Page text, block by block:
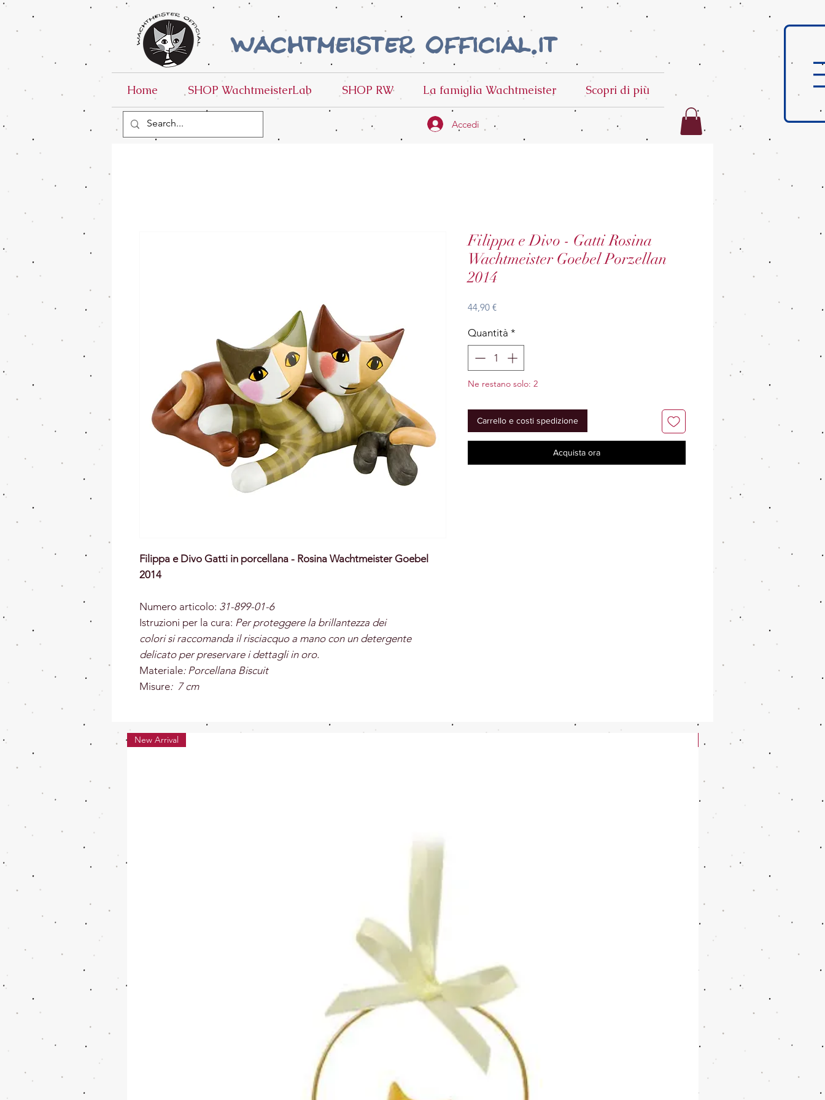
wachtmeister official.it
Home SHOP WachtmeisterLab SHOP RW La famiglia Wachtmeister Scopri di più
Accedi
Filippa e Divo Gatti in porcellana - Rosina Wachtmeister Goebel
2014
Numero articolo: 31-899-01-6
Istruzioni per la cura: Per proteggere la brillantezza dei
colori si raccomanda il risciacquo a mano con un detergente
delicato per preservare i dettagli in oro.
Materiale: Porcellana Biscuit
Misure: 7 cm
Filippa e Divo - Gatti Rosina
Wachtmeister Goebel Porzellan
2014
44,90 €Prezzo
Quantità *
Ne restano solo: 2
Carrello e costi spedizione
Acquista ora
New Arrival New Arrival